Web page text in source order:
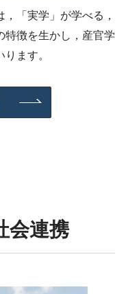
「実学」が学べる，
特徴を生かし，産官学
ます。
会連携